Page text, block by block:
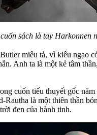
sách là tay Harkonnen
miêu tả, vì kiêu
Anh ta là một kẻ tâm
cuốn tiểu thuyết gốc
Rautha là một thiên thần
đen của hành tinh.